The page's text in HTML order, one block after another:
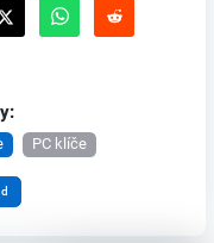
kr...
PC klíče